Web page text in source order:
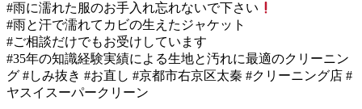
#雨に濡れた服のお手入れ忘れないで下さい
#雨と汗で濡れてカビの生えたジャケット
#ご相談だけでもお受けしています
#35年の知識経験実績による生地と汚れに最適のクリーニン
グ #しみ抜き #お直し #京都市右京区太秦 #クリーニング店 #
ヤスイスーパークリーン